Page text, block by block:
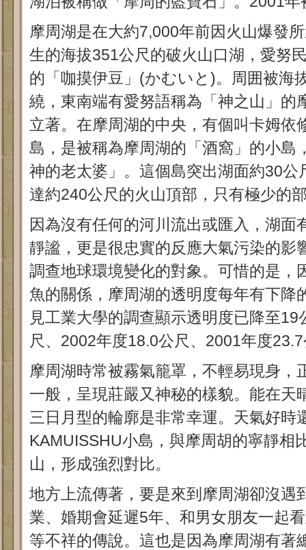
摩周湖是在大約7,000年前因火山爆發
生的海拔351公尺的破火山口湖，愛努
的「咖摸伊豆」(かむいと)。周囲被海
繞，東南端有愛努語稱為「神之山」的
立著。在摩周湖的中央，有個叫卡姆
島，是被稱為摩周湖的「酒窩」的小島
神的老太婆」。這個島突出湖面約30公
達約240公尺的火山頂部，只有極少的
因為沒有任何的河川流出或匯入，湖面
靜謐，更是很忠實的反應大氣污染的影
調查地球環境變化的對象。可惜的是，
魚的關係，摩周湖的透明度每年有下降
見工業大學的調查顯示透明度已降至
尺、2002年度18.0公尺、2001年度
摩周湖時常被霧氣籠罩，不輕易現身，
一般，呈現莊嚴又神秘的樣貌。能在天
三日月型的輪廓是非常幸運。天氣好時
KAMUISSHU小島，與摩周胡的寧靜相
山，形成強烈對比。
地方上流傳著，要是來到摩周湖卻沒遇
業、婚期會延遲5年、和男女朋友一起
等不祥的傳說。這也是因為摩周湖有著